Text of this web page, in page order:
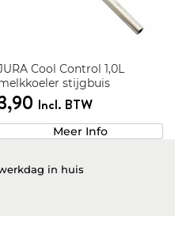
Cool Control 1,0L
stijgbuis
Incl. BTW
Meer Info
in huis